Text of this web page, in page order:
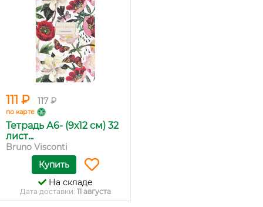
111 ₽ 117 ₽
по карте
Тетрадь А6- (9х12 см) 32
лист...
Bruno Visconti
Купить
На складе
Дата доставки: 11 августа